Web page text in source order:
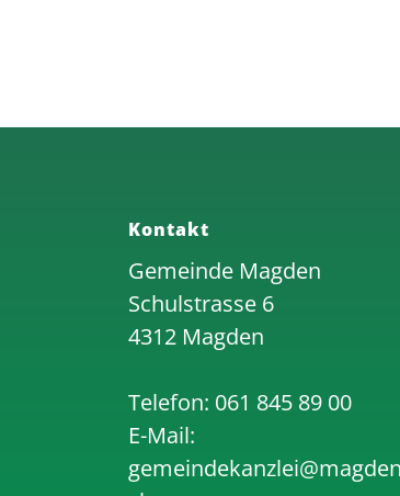
Kontakt
Gemeinde Magden
Schulstrasse 6
4312 Magden
Telefon: 061 845 89 00
E-Mail: